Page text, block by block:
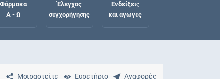
Φάρμακα
Α - Ω
Έλεγχος
συγχορήγησης
Ενδείξεις
και αγωγές
Μοιραστείτε Ευρετήριο Αναφορές